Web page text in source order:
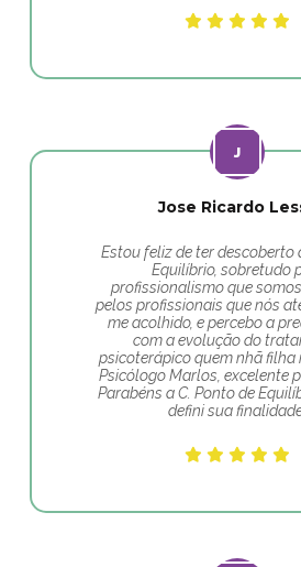
Jose Ricardo
Estou feliz de ter descoberto
Equilíbrio, sobretudo
profissionalismo que
pelos profissionais que nós
me acolhido, e percebo a
com a evolução do
psicoterápico quem nhã filha
Psicólogo Marlos, excelente
Parabéns a C. Ponto de
defini sua